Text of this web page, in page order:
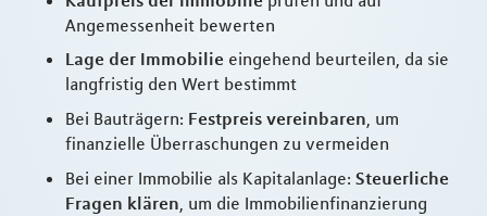
Angemessenheit bewerten
Lage der Immobilie eingehend beurteilen, da sie
langfristig den Wert bestimmt
Bei Bauträgern: Festpreis vereinbaren, um
finanzielle Überraschungen zu vermeiden
Bei einer Immobilie als Kapitalanlage: Steuerliche
Fragen klären, um die Immobilienfinanzierung